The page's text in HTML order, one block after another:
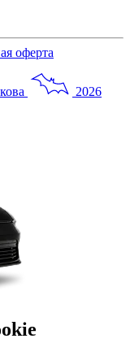
оферта
2026